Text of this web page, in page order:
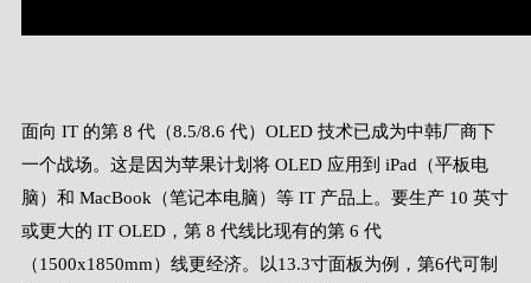
面向 IT 的第 8 代（8.5/8.6 代）OLED 技术已成为中韩厂商下
一个战场。这是因为苹果计划将 OLED 应用到 iPad（平板电
脑）和 MacBook（笔记本电脑）等 IT 产品上。要生产 10 英寸
或更大的 IT OLED，第 8 代线比现有的第 6 代
（1500x1850mm）线更经济。以13.3寸面板为例，第6代可制